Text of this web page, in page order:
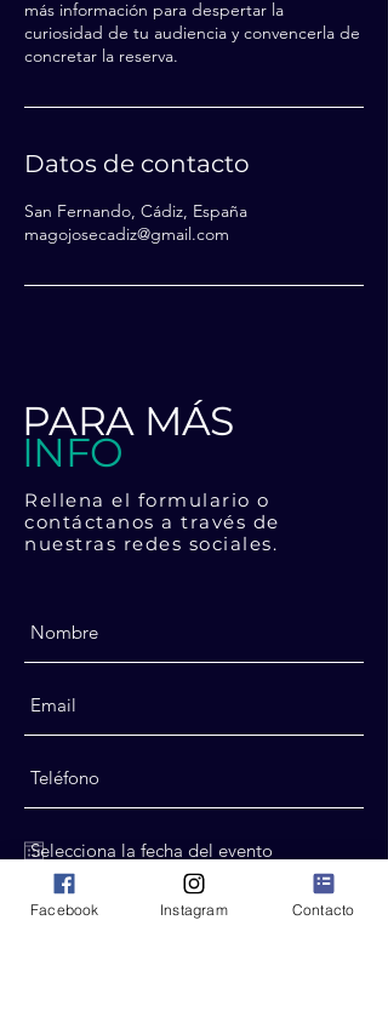
más información para despertar la
curiosidad de tu audiencia y convencerla de
concretar la reserva.
Datos de contacto
San Fernando, Cádiz, España
magojosecadiz@gmail.com
PARA MÁS
INFO
Rellena el formulario o
contáctanos a través de
nuestras redes sociales.
Facebook Instagram Contacto